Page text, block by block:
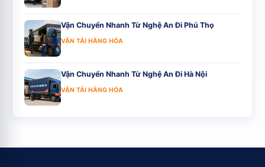
Vận Chuyển Nhanh Từ Nghệ An Đi Phú Thọ
VẬN TẢI HÀNG HÓA
Vận Chuyển Nhanh Từ Nghệ An Đi Hà Nội
VẬN TẢI HÀNG HÓA